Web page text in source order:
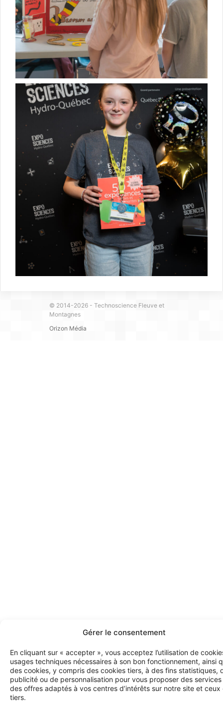
Gérer le consentement
En cliquant sur « accepter », vous acceptez l’utilisation de
usages techniques nécessaires à son bon fonctionnement, ainsi
des cookies, y compris des cookies tiers, à des fins statistiques,
publicité ou de personnalisation pour vous proposer des
des offres adaptés à vos centres d’intérêts sur notre site et ceux
tiers.
© 2014-2026 - Technoscience Fleuve et
Montagnes
Orizon Média